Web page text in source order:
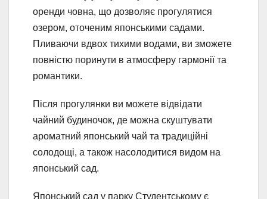
оренди човна, що дозволяє прогулятися
озером, оточеним японськими садами.
Пливаючи вдвох тихими водами, ви зможете
повністю поринути в атмосферу гармонії та
романтики.
Після прогулянки ви можете відвідати
чайний будиночок, де можна скуштувати
ароматний японський чай та традиційні
солодощі, а також насолодитися видом на
японський сад.
Японський сад у парку Студентському є